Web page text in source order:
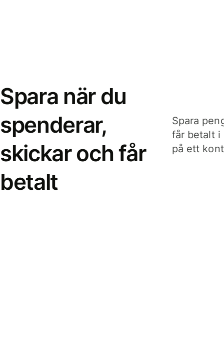
Spara när du
spenderar,
skickar och får
betalt
Spara
får betalt i
på ett